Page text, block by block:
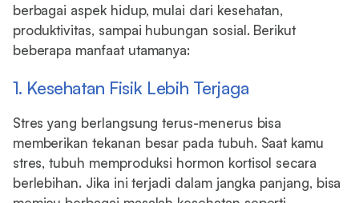
berbagai aspek hidup, mulai dari kesehatan,
produktivitas, sampai hubungan sosial. Berikut
beberapa manfaat utamanya:
1. Kesehatan Fisik Lebih Terjaga
Stres yang berlangsung terus-menerus bisa
memberikan tekanan besar pada tubuh. Saat kamu
stres, tubuh memproduksi hormon kortisol secara
berlebihan. Jika ini terjadi dalam jangka panjang, bisa